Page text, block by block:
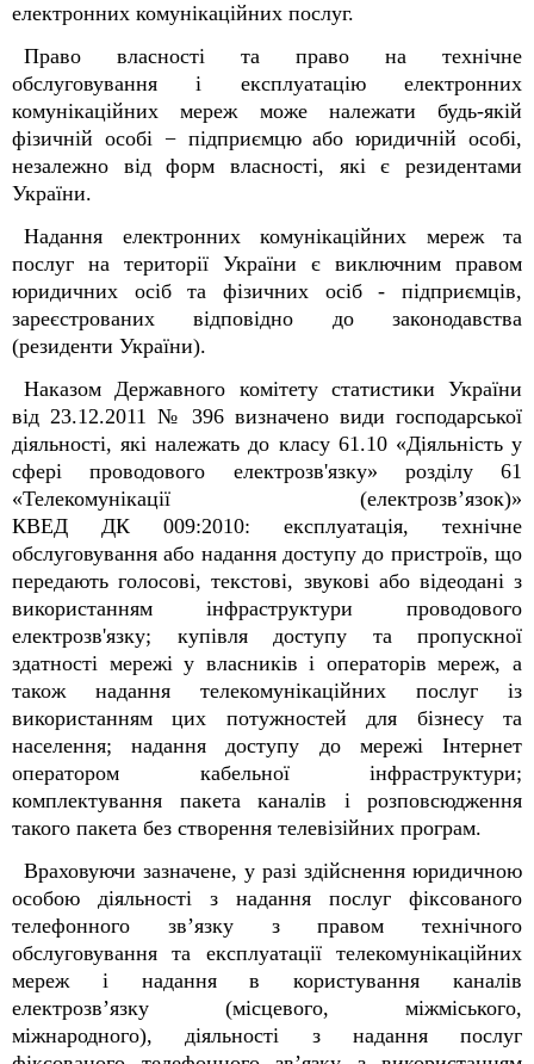
електронних комунікаційних послуг.
Право власності та право на технічне
обслуговування і експлуатацію електронних
комунікаційних мереж може належати будь-якій
фізичній особі − підприємцю або юридичній особі,
незалежно від форм власності, які є резидентами
України.
Надання електронних комунікаційних мереж та
послуг на території України є виключним правом
юридичних осіб та фізичних осіб - підприємців,
зареєстрованих відповідно до законодавства
(резиденти України).
Наказом Державного комітету статистики України
від 23.12.2011 № 396 визначено види господарської
діяльності, які належать до класу 61.10 «Діяльність у
сфері проводового електрозв'язку» розділу 61
«Телекомунікації (електрозв’язок)»
КВЕД ДК 009:2010: експлуатація, технічне
обслуговування або надання доступу до пристроїв, що
передають голосові, текстові, звукові або відеодані з
використанням інфраструктури проводового
електрозв'язку; купівля доступу та пропускної
здатності мережі у власників і операторів мереж, а
також надання телекомунікаційних послуг із
використанням цих потужностей для бізнесу та
населення; надання доступу до мережі Інтернет
оператором кабельної інфраструктури;
комплектування пакета каналів і розповсюдження
такого пакета без створення телевізійних програм.
Враховуючи зазначене, у разі здійснення юридичною
особою діяльності з надання послуг фіксованого
телефонного зв’язку з правом технічного
обслуговування та експлуатації телекомунікаційних
мереж і надання в користування каналів
електрозв’язку (місцевого, міжміського,
міжнародного), діяльності з надання послуг